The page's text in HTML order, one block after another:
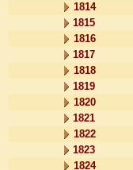
1814
1815
1816
1817
1818
1819
1820
1821
1822
1823
1824